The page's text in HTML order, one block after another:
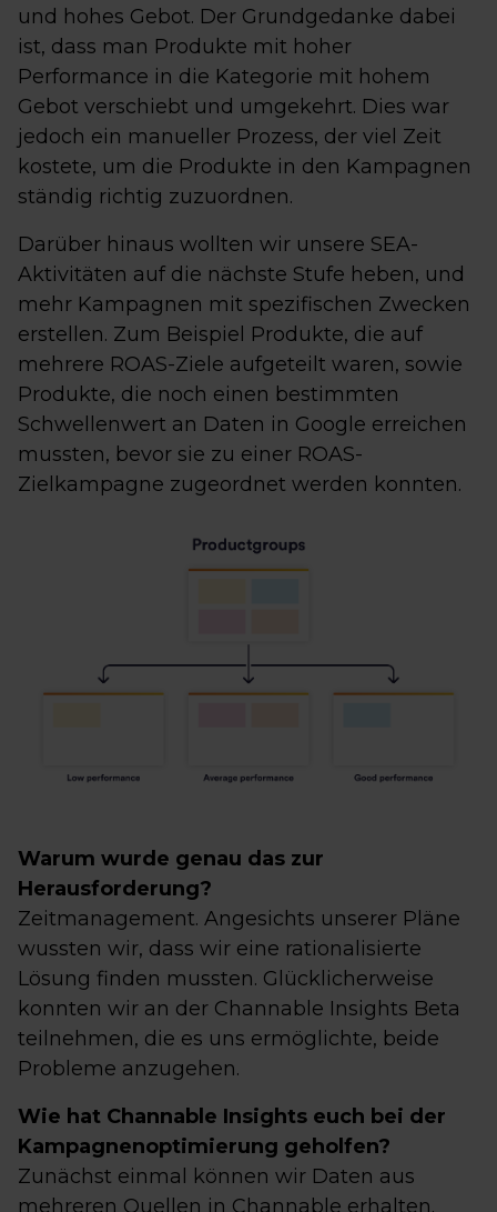
und hohes Gebot. Der Grundgedanke dabei
ist, dass man Produkte mit hoher
Performance in die Kategorie mit hohem
Gebot verschiebt und umgekehrt. Dies war
jedoch ein manueller Prozess, der viel Zeit
kostete, um die Produkte in den Kampagnen
ständig richtig zuzuordnen.
Darüber hinaus wollten wir unsere SEA-
Aktivitäten auf die nächste Stufe heben, und
mehr Kampagnen mit spezifischen Zwecken
erstellen. Zum Beispiel Produkte, die auf
mehrere ROAS-Ziele aufgeteilt waren, sowie
Produkte, die noch einen bestimmten
Schwellenwert an Daten in Google erreichen
mussten, bevor sie zu einer ROAS-
Zielkampagne zugeordnet werden konnten.
Warum wurde genau das zur
Herausforderung?
Zeitmanagement. Angesichts unserer Pläne
wussten wir, dass wir eine rationalisierte
Lösung finden mussten. Glücklicherweise
konnten wir an der Channable Insights Beta
teilnehmen, die es uns ermöglichte, beide
Probleme anzugehen.
Wie hat Channable Insights euch bei der
Kampagnenoptimierung geholfen?
Zunächst einmal können wir Daten aus
mehreren Quellen in Channable erhalten.